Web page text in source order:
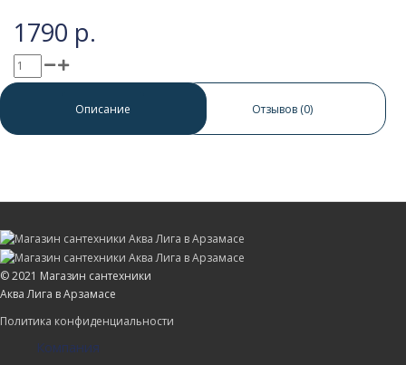
1790 р.
Написать отзыв
Описание Отзывов (0)
© 2021 Магазин сантехники
Аква Лига в Арзамасе
Политика конфиденциальности
Компания